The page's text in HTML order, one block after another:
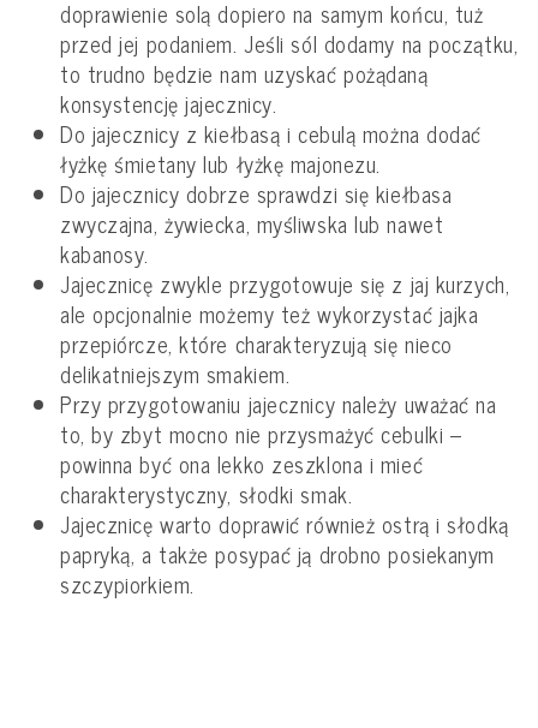
doprawienie solą dopiero na samym końcu, tuż
przed jej podaniem. Jeśli sól dodamy na początku,
to trudno będzie nam uzyskać pożądaną
konsystencję jajecznicy.
Do jajecznicy z kiełbasą i cebulą można dodać
łyżkę śmietany lub łyżkę majonezu.
Do jajecznicy dobrze sprawdzi się kiełbasa
zwyczajna, żywiecka, myśliwska lub nawet
kabanosy.
Jajecznicę zwykle przygotowuje się z jaj kurzych,
ale opcjonalnie możemy też wykorzystać jajka
przepiórcze, które charakteryzują się nieco
delikatniejszym smakiem.
Przy przygotowaniu jajecznicy należy uważać na
to, by zbyt mocno nie przysmażyć cebulki –
powinna być ona lekko zeszklona i mieć
charakterystyczny, słodki smak.
Jajecznicę warto doprawić również ostrą i słodką
papryką, a także posypać ją drobno posiekanym
szczypiorkiem.